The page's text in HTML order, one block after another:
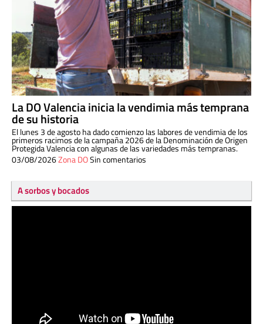
La DO Valencia inicia la vendimia más temprana
de su historia
El lunes 3 de agosto ha dado comienzo las labores de vendimia de los
primeros racimos de la campaña 2026 de la Denominación de Origen
Protegida Valencia con algunas de las variedades más tempranas.
03/08/2026Zona DOSin comentarios
A sorbos y bocados